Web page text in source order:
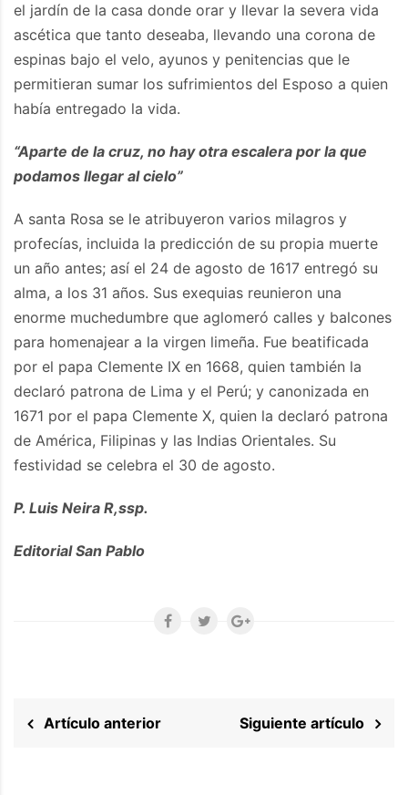
el jardín de la casa donde orar y llevar la severa vida
ascética que tanto deseaba, llevando una corona de
espinas bajo el velo, ayunos y penitencias que le
permitieran sumar los sufrimientos del Esposo a quien
había entregado la vida.
“Aparte de la cruz, no hay otra escalera por la que
podamos llegar al cielo”
A santa Rosa se le atribuyeron varios milagros y
profecías, incluida la predicción de su propia muerte
un año antes; así el 24 de agosto de 1617 entregó su
alma, a los 31 años. Sus exequias reunieron una
enorme muchedumbre que aglomeró calles y balcones
para homenajear a la virgen limeña. Fue beatificada
por el papa Clemente IX en 1668, quien también la
declaró patrona de Lima y el Perú; y canonizada en
1671 por el papa Clemente X, quien la declaró patrona
de América, Filipinas y las Indias Orientales. Su
festividad se celebra el 30 de agosto.
P. Luis Neira R,ssp.
Editorial San Pablo
Artículo anterior Siguiente artículo